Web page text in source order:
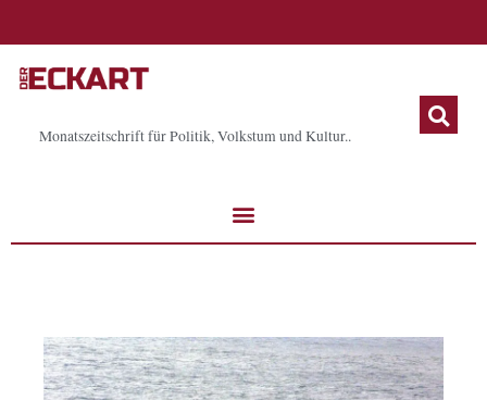
Monatszeitschrift für Politik, Volkstum und Kultur..